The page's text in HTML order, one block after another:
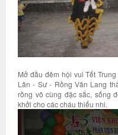
Mở đầu đêm hội vui Tết
Lân - Sư - Rồng Văn Lang
rồng vô cùng đặc sắc, sống
khởi cho các cháu thiếu nhi.